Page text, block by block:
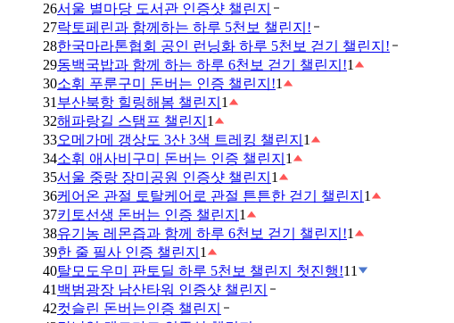
26서울 별마당 도서관 인증샷 챌린지
27락토페린과 함께하는 하루 5천보 챌린지!
28한국마라톤협회 공인 런닝화 하루 5천보 걷기 챌린지!
29동백국밥과 함께 하는 하루 6천보 걷기 챌린지!1
30소휘 푸룬구미 돈버는 인증 챌린지!1
31 부산북항 힐링해봄 챌린지 1
32해파랑길 스탬프 챌린지 1
33오메가메 갱상도 3산 3색 트레킹 챌린지 1
34소휘 애사비구미 돈버는 인증 챌린지 1
35서울 중랑 장미공원 인증샷 챌린지 1
36케어온 관절 토탈케어로 관절 튼튼한 걷기 챌린지 1
37키토선생 돈버는 인증 챌린지 1
38유기농 레몬즙과 함께 하루 6천보 걷기 챌린지!1
39한 줄 필사 인증 챌린지 1
40탈모도우미 판토딜 하루 5천보 챌린지 첫진행!11
41 백범광장 남산타워 인증샷 챌린지
42컷슬린 돈버는인증 챌린지